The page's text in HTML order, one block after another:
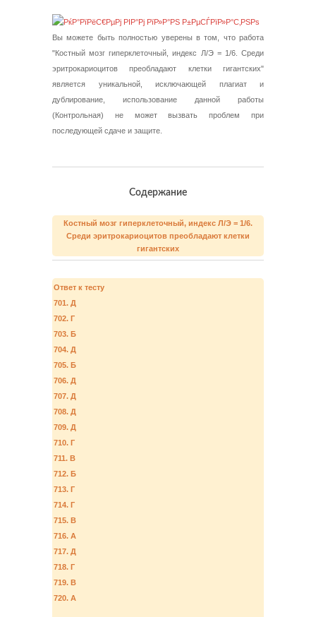
Вы можете быть полностью уверены в том, что работа
"Костный мозг гиперклеточный, индекс Л/Э = 1/6. Среди
эритрокариоцитов преобладают клетки гигантских"
является уникальной, исключающей плагиат и
дублирование, использование данной работы
(Контрольная) не может вызвать проблем при
последующей сдаче и защите.
Содержание
Костный мозг гиперклеточный, индекс Л/Э = 1/6.
Среди эритрокариоцитов преобладают клетки
гигантских
Ответ к тесту
701. Д
702. Г
703. Б
704. Д
705. Б
706. Д
707. Д
708. Д
709. Д
710. Г
711. В
712. Б
713. Г
714. Г
715. В
716. А
717. Д
718. Г
719. В
720. А